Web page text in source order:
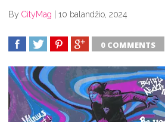
By CityMag 10 balandžio, 2024
0 COMMENTS